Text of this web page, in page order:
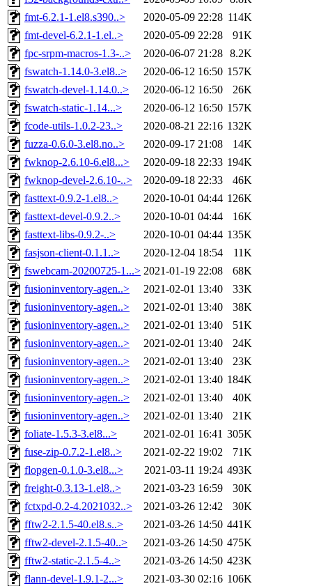
fmt-6.2.1-1.el8.s390..>
2020-05-09 22:28 114K
fmt-devel-6.2.1-1.el..>
2020-05-09 22:28
91K
fpc-srpm-macros-1.3-..>
2020-06-07 21:28 8.2K
fswatch-1.14.0-3.el8..>
2020-06-12 16:50 157K
fswatch-devel-1.14.0..>
2020-06-12 16:50
26K
fswatch-static-1.14...>
2020-06-12 16:50 157K
fcode-utils-1.0.2-23..>
2020-08-21 22:16 132K
fuzza-0.6.0-3.el8.no..>
2020-09-17 21:08
14K
fwknop-2.6.10-6.el8...>
2020-09-18 22:33 194K
fwknop-devel-2.6.10-..>
2020-09-18 22:33
46K
fasttext-0.9.2-1.el8..>
2020-10-01 04:44 126K
fasttext-devel-0.9.2..>
2020-10-01 04:44
16K
fasttext-libs-0.9.2-..>
2020-10-01 04:44 135K
fasjson-client-0.1.1..>
2020-12-04 18:54
11K
fswebcam-20200725-1...> 2021-01-19 22:08
68K
fusioninventory-agen..>
2021-02-01 13:40
33K
fusioninventory-agen..>
2021-02-01 13:40
38K
fusioninventory-agen..>
2021-02-01 13:40
51K
fusioninventory-agen..>
2021-02-01 13:40
24K
fusioninventory-agen..>
2021-02-01 13:40
23K
fusioninventory-agen..>
2021-02-01 13:40 184K
fusioninventory-agen..>
2021-02-01 13:40
40K
fusioninventory-agen..>
2021-02-01 13:40
21K
foliate-1.5.3-3.el8...>
2021-02-01 16:41 305K
fuse-zip-0.7.2-1.el8..>
2021-02-22 19:02
71K
flopgen-0.1.0-3.el8...>
2021-03-11 19:24 493K
freight-0.3.13-1.el8..>
2021-03-23 16:59
30K
fctxpd-0.2-4.2021032..>
2021-03-26 12:42
30K
fftw2-2.1.5-40.el8.s..>
2021-03-26 14:50 441K
fftw2-devel-2.1.5-40..>
2021-03-26 14:50 475K
fftw2-static-2.1.5-4..>
2021-03-26 14:50 423K
flann-devel-1.9.1-2...>
2021-03-30 02:16 106K